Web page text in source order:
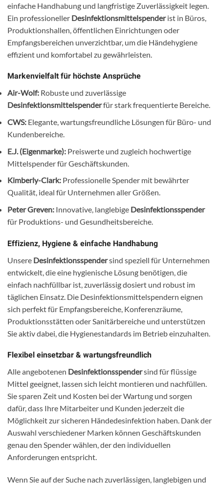
einfache Handhabung und langfristige Zuverlässigkeit legen.
Ein professioneller Desinfektionsmittelspenderist in Büros,
Produktionshallen, öffentlichen Einrichtungen oder
Empfangsbereichen unverzichtbar, um die Händehygiene
effizient und komfortabel zu gewährleisten.
Markenvielfalt für höchste Ansprüche
Air-Wolf: Robuste und zuverlässige
Desinfektionsmittelspenderfür stark frequentierte Bereiche.
CWS: Elegante, wartungsfreundliche Lösungen für Büro- und
Kundenbereiche.
E.J. (Eigenmarke): Preiswerte und zugleich hochwertige
Mittelspender für Geschäftskunden.
Kimberly-Clark: Professionelle Spender mit bewährter
Qualität, ideal für Unternehmen aller Größen.
Peter Greven: Innovative, langlebige Desinfektionsspender
für Produktions- und Gesundheitsbereiche.
Effizienz, Hygiene & einfache Handhabung
Unsere Desinfektionsspendersind speziell für Unternehmen
entwickelt, die eine hygienische Lösung benötigen, die
einfach nachfüllbar ist, zuverlässig dosiert und robust im
täglichen Einsatz. Die Desinfektionsmittelspendern eignen
sich perfekt für Empfangsbereiche, Konferenzräume,
Produktionsstätten oder Sanitärbereiche und unterstützen
Sie aktiv dabei, die Hygienestandards im Betrieb einzuhalten.
Flexibel einsetzbar & wartungsfreundlich
Alle angebotenen Desinfektionsspendersind für flüssige
Mittel geeignet, lassen sich leicht montieren und nachfüllen.
Sie sparen Zeit und Kosten bei der Wartung und sorgen
dafür, dass Ihre Mitarbeiter und Kunden jederzeit die
Möglichkeit zur sicheren Händedesinfektion haben. Dank der
Auswahl verschiedener Marken können Geschäftskunden
genau den Spender wählen, der den individuellen
Anforderungen entspricht.
Wenn Sie auf der Suche nach zuverlässigen, langlebigen und